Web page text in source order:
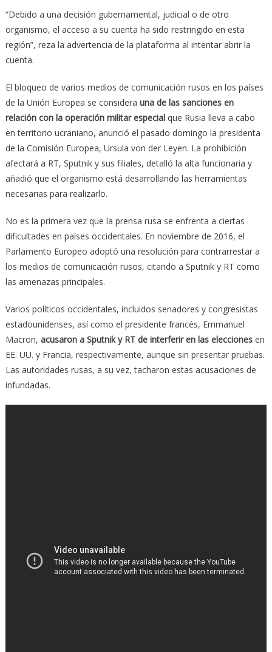
“Debido a una decisión gubernamental, judicial o de otro
organismo, el acceso a su cuenta ha sido restringido en esta
región”, reza la advertencia de la plataforma al intentar abrir la
cuenta.
El bloqueo de varios medios de comunicación rusos en los países
de la Unión Europea se considera una de las sanciones en
relación con la operación militar especialque Rusia lleva a cabo
en territorio ucraniano, anunció el pasado domingo la presidenta
de la Comisión Europea, Ursula von der Leyen. La prohibición
afectará a RT, Sputnik y sus filiales, detalló la alta funcionaria y
añadió que el organismo está desarrollando las herramientas
necesarias para realizarlo.
No es la primera vez que la prensa rusa se enfrenta a ciertas
dificultades en países occidentales. En noviembre de 2016, el
Parlamento Europeo adoptó una resolución para contrarrestar a
los medios de comunicación rusos, citando a Sputnik y RT como
las amenazas principales.
Varios políticos occidentales, incluidos senadores y congresistas
estadounidenses, así como el presidente francés, Emmanuel
Macron, acusaron a Sputnik y RT de interferir en las eleccionesen
EE. UU. y Francia, respectivamente, aunque sin presentar pruebas.
Las autoridades rusas, a su vez, tacharon estas acusaciones de
infundadas.